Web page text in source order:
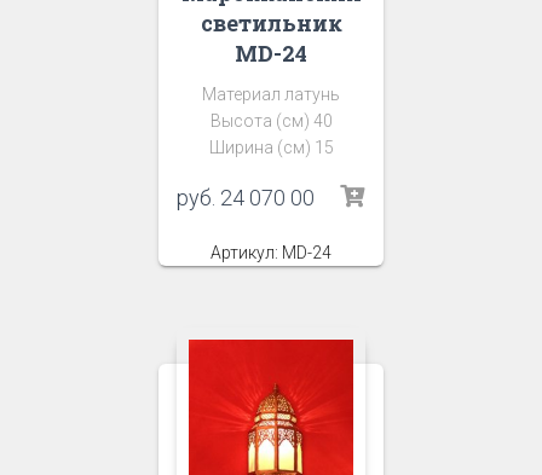
светильник
MD-24
Материал латунь
Высота (см) 40
Ширина (см) 15
руб. 24 070 00
Артикул: MD-24